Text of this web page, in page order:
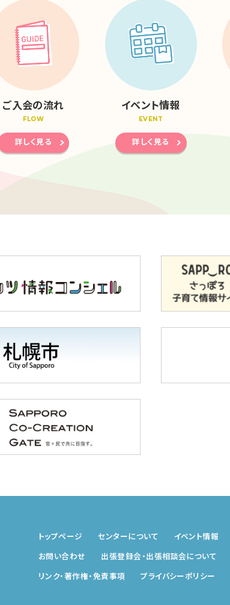
ご入会の流れ
FLOW
詳しく見る
イベント情報
EVENT
詳しく見る
トップページ センターについて イベント情報
お問い合わせ 出張登録会・出張相談会について
リンク・著作権・免責事項 プライバシーポリシー